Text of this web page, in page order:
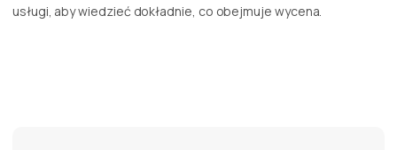
usługi, aby wiedzieć dokładnie, co obejmuje wycena.